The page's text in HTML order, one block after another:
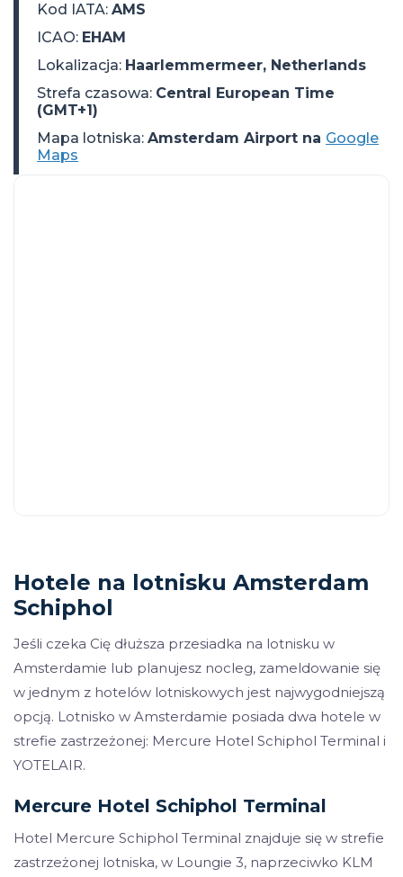
Hotele na lotnisku Amsterdam
Schiphol
Jeśli czeka Cię dłuższa przesiadka na lotnisku w
Amsterdamie lub planujesz nocleg, zameldowanie się
w jednym z hotelów lotniskowych jest najwygodniejszą
opcją. Lotnisko w Amsterdamie posiada dwa hotele w
strefie zastrzeżonej: Mercure Hotel Schiphol Terminal i
YOTELAIR.
Mercure Hotel Schiphol Terminal
Hotel Mercure Schiphol Terminal znajduje się w strefie
zastrzeżonej lotniska, w Loungie 3, naprzeciwko KLM
Kod IATA: AMS
ICAO: EHAM
Lokalizacja: Haarlemmermeer, Netherlands
Strefa czasowa: Central European Time
(GMT+1)
Mapa lotniska: Amsterdam Airport na Google
Maps